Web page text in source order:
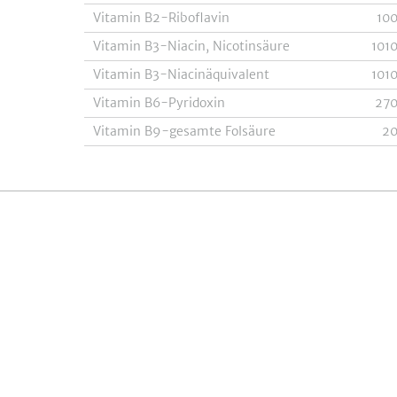
Vitamin B2-Riboflavin
100
Vitamin B3-Niacin, Nicotinsäure
1010
Vitamin B3-Niacinäquivalent
1010
Vitamin B6-Pyridoxin
270
Vitamin B9-gesamte Folsäure
20